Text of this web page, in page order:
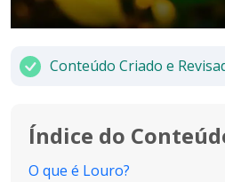
Conteúdo Criado e
Índice do
O que é Louro?